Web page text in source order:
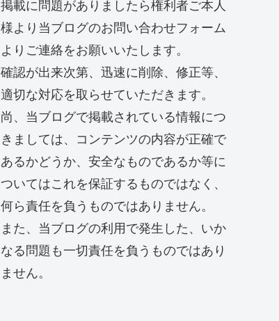
掲載に問題がありましたら権利者ご本人
様より当ブログのお問い合わせフォーム
よりご連絡をお願いいたします。
確認が出来次第、迅速に削除、修正等、
適切な対応を取らせていただきます。
尚、当ブログで掲載されている情報につ
きましては、コンテンツの内容が正確で
あるかどうか、安全なものであるか等に
ついてはこれを保証するものではなく、
何ら責任を負うものではありません。
また、当ブログの利用で発生した、いか
なる問題も一切責任を負うものではあり
ません。